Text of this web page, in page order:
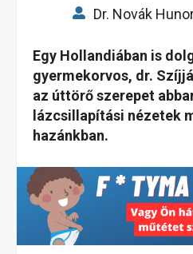
Dr. Novák
Egy Hollandiában is
gyermekorvos, dr.
az úttörő szerepet
lázcsillapítási nézetek
hazánkban.